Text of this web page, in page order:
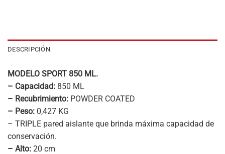
DESCRIPCIÓN
MODELO SPORT 850 ML.
– Capacidad: 850 ML
– Recubrimiento: POWDER COATED
– Peso: 0,427 KG
– TRIPLE pared aislante que brinda máxima capacidad de
conservación.
– Alto: 20 cm